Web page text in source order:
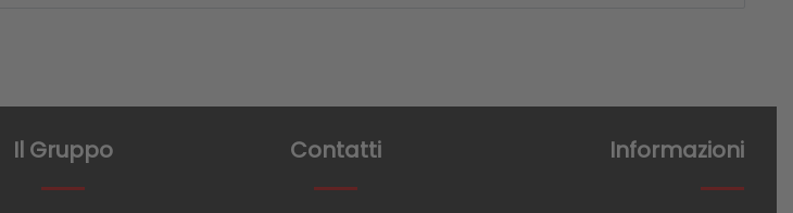
Il Gruppo Contatti Informazioni